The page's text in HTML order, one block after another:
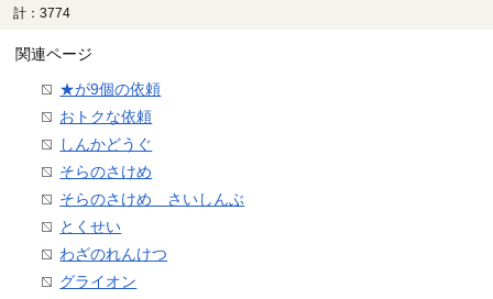
計：3774
関連ページ
★が9個の依頼
おトクな依頼
しんかどうぐ
そらのさけめ
そらのさけめ さいしんぶ
とくせい
わざのれんけつ
グライオン